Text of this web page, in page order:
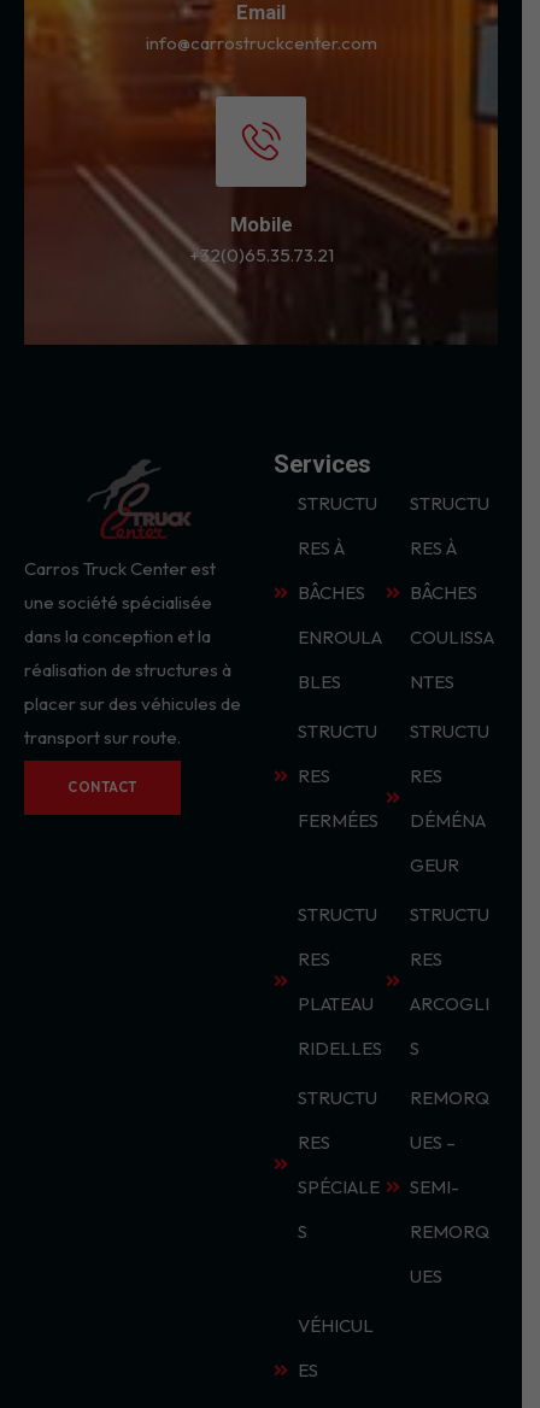
Email
info@carrostruckcenter.com
Mobile
+32(0)65.35.73.21
Carros Truck Center est
une société spécialisée
dans la conception et la
réalisation de structures à
placer sur des véhicules de
transport sur route.
CONTACT
Services
STRUCTU
RES À
BÂCHES
ENROULA
BLES
STRUCTU
RES À
BÂCHES
COULISSA
NTES
STRUCTU
RES
FERMÉES
STRUCTU
RES
DÉMÉNA
GEUR
STRUCTU
RES
PLATEAU
RIDELLES
STRUCTU
RES
ARCOGLI
S
STRUCTU
RES
SPÉCIALE
S
REMORQ
UES –
SEMI-
REMORQ
UES
VÉHICUL
ES